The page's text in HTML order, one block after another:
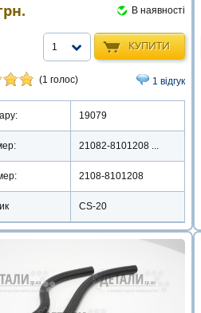
В наявності
КУПИТИ
1
(1 голос) 1 відгук
19079
21082-8101208 ...
2108-8101208
CS-20